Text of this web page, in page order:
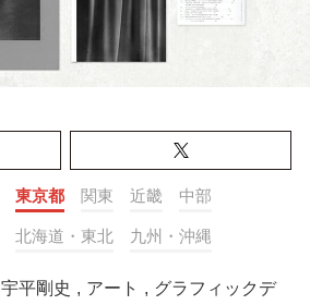
東京都 関東 近畿 中部
北海道・東北 九州・沖縄
宇平剛史 , アート , グラフィックデ